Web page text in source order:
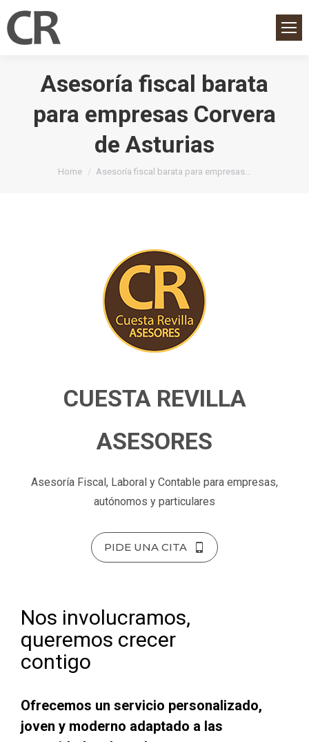
Asesoría fiscal barata
para empresas Corvera
de Asturias
You are here:
Home Asesoría fiscal barata para empresas…
CUESTA REVILLA
ASESORES
Asesoría Fiscal, Laboral y Contable para empresas,
autónomos y particulares
PIDE UNA CITA
Nos involucramos,
queremos crecer
contigo
Ofrecemos un servicio personalizado,
joven y moderno adaptado a las